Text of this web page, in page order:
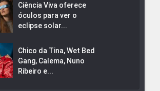
Ciência Viva oferece
óculos para ver o
eclipse solar...
Chico da Tina, Wet Bed
Gang, Calema, Nuno
Ribeiro e...